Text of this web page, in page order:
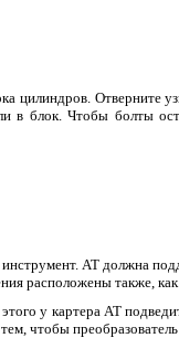
Отверните
блок. Чтобы болты
АТ должна
расположены также,
у картера АТ
чтобы